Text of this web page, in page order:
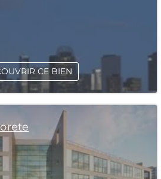
CE BIEN